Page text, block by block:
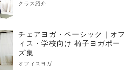
クラス紹介
チェアヨガ・ベーシック｜オフ
ィス・学校向け 椅子ヨガポー
ズ集
オフィスヨガ